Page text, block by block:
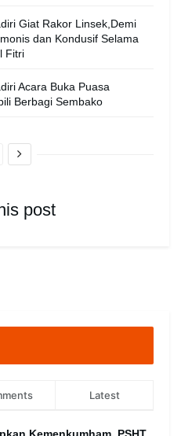
Giat Rakor Linsek,Demi
dan Kondusif Selama
Fitri
Acara Buka Puasa
Berbagi Sembako
post
Latest